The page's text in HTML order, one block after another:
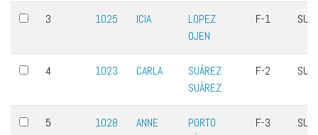
3 1025 ICIA
LOPEZ
OJEN
F-1
4 1023 CARLA
SUÁREZ
SUÁREZ
F-2
5 1028 ANNE
PORTO
F-3